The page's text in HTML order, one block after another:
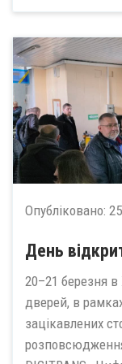
Опубліковано:
День
20–21 березня
дверей, в
зацікавлених